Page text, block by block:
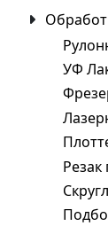
УФ
Резак